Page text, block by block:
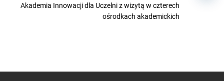
Akademia Innowacji dla Uczelni z wizytą w czterech
ośrodkach akademickich